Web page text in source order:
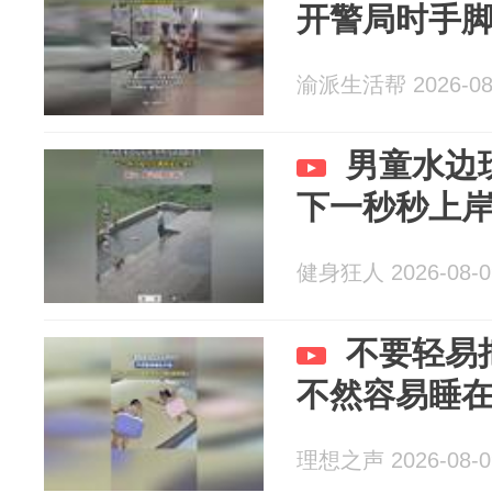
开警局时手
渝派生活帮 2026-
男童水边
下一秒秒上
健身狂人 2026-08-
不要轻易
不然容易睡
理想之声 2026-08-